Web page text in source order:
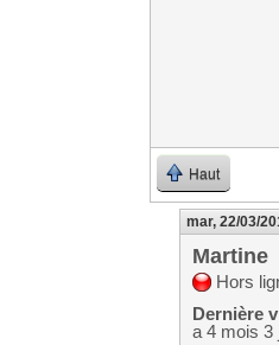
Haut
mar, 22/03/
Martine
Hors
Dernière
a 4 mois 3